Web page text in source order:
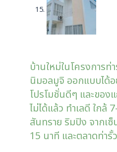
บ้านใหม่ในโครงการท่
นิมอลมูจิ ออกแบบได้
โปรโมชั่นดีๆ และของ
ไม่ได้แล้ว ทำเลดี ใกล้
สันทราย ริมปิง จากเ
15 นาที และตลาดท่ารั้